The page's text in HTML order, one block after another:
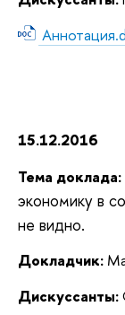
15.12.2016
Тема доклада:
экономику в
не видно.
Докладчик:
Дискуссанты: